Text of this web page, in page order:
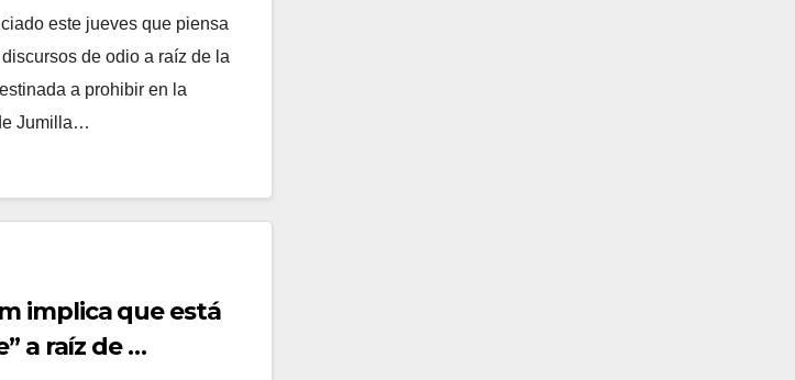
este jueves que piensa
discursos de odio a raíz de la
a prohibir en la
Jumilla…
implica que está
a raíz de …